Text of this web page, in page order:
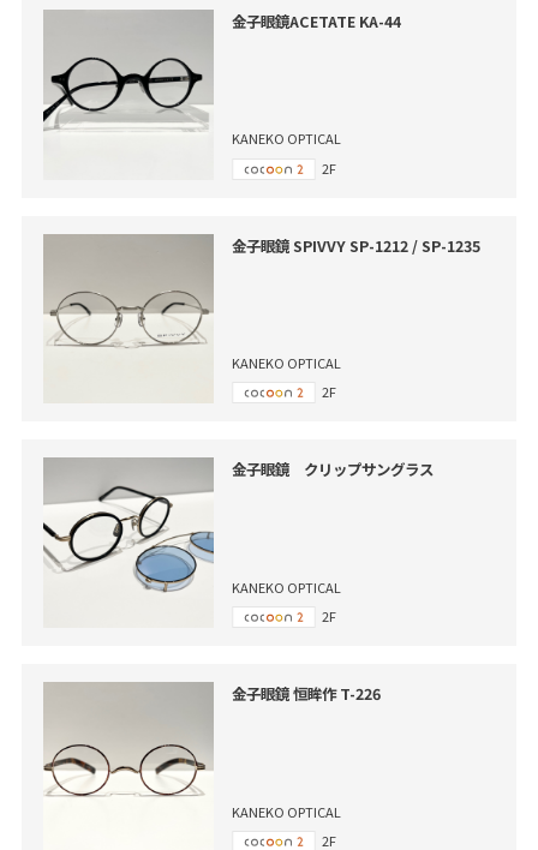
金子眼鏡ACETATE KA-44
KANEKO OPTICAL
2F
金子眼鏡 SPIVVY SP-1212 / SP-1235
KANEKO OPTICAL
2F
金子眼鏡 クリップサングラス
KANEKO OPTICAL
2F
金子眼鏡 恒眸作 T-226
KANEKO OPTICAL
2F